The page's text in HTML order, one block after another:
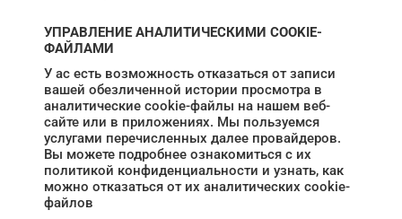
УПРАВЛЕНИЕ АНАЛИТИЧЕСКИМИ COOKIE-
ФАЙЛАМИ
У ас есть возможность отказаться от записи
вашей обезличенной истории просмотра в
аналитические cookie-файлы на нашем веб-
сайте или в приложениях. Мы пользуемся
услугами перечисленных далее провайдеров.
Вы можете подробнее ознакомиться с их
политикой конфиденциальности и узнать, как
можно отказаться от их аналитических cookie-
файлов